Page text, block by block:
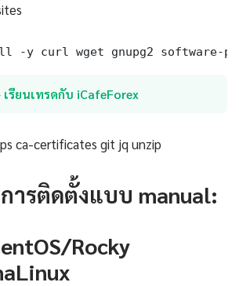
-y curl wget gnupg2 software-
เรียนเทรดกับ iCafeForex
ca-certificates git jq unzip
ารติดตั้งแบบ manual:
Rocky